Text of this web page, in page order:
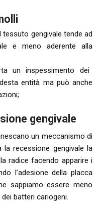
gengivale tende ad
e meno aderente alla
un inspessimento dei
entità ma può anche
gengivale
un meccanismo di
recessione gengivale la
radice facendo apparire i
l’adesione della placca
sappiamo essere meno
batteri cariogeni.